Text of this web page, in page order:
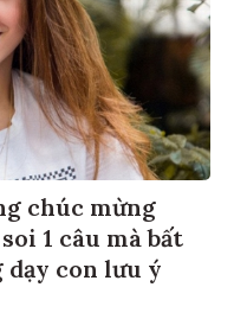
chúc mừng
1 câu mà bất
dạy con lưu ý